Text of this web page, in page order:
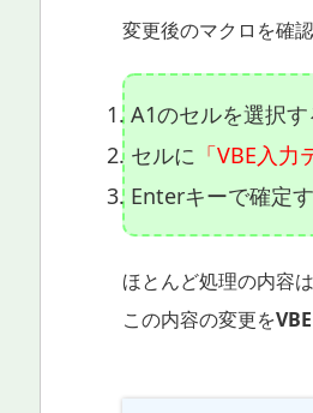
変更後のマクロを確
A1のセルを選択す
セルに 「VBE入
Enterキーで確定
ほとんど処理の内容
この内容の変更を